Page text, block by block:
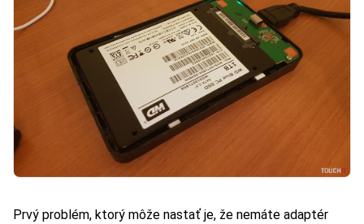
Prvý problém, ktorý môže nastať je, že nemáte adaptér